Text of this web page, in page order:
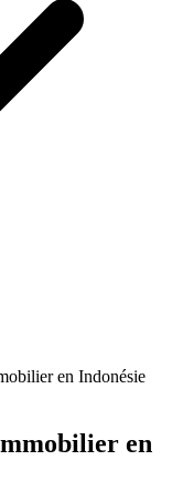
en Indonésie
en